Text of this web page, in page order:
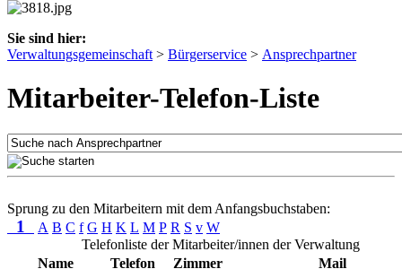
Sie sind hier:
Verwaltungsgemeinschaft > Bürgerservice > Ansprechpartner
Mitarbeiter-Telefon-Liste
Sprung zu den Mitarbeitern mit dem Anfangsbuchstaben:
1 A B C f G H K L M P R S v W
Telefonliste der Mitarbeiter/innen der Verwaltung
Name
Telefon Zimmer Mail